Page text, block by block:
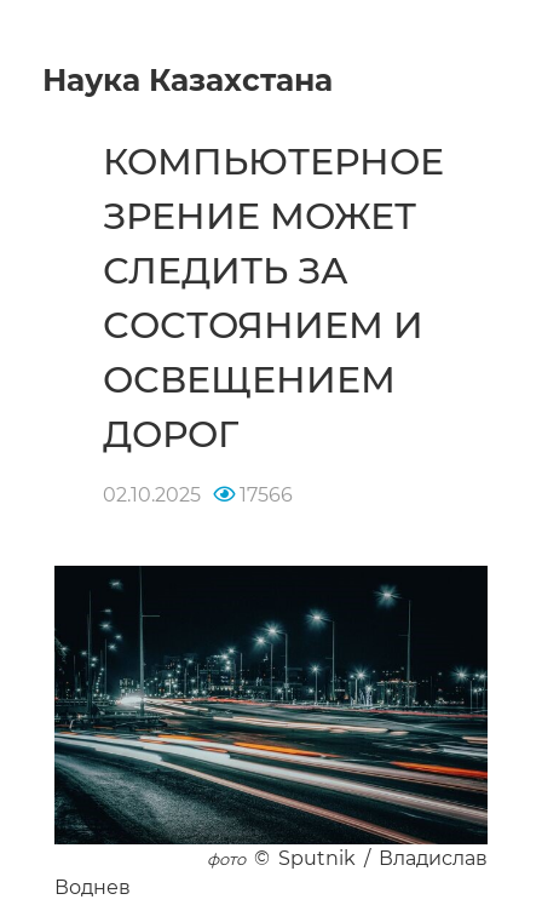
Наука Казахстана
КОМПЬЮТЕРНОЕ
ЗРЕНИЕ МОЖЕТ
СЛЕДИТЬ ЗА
СОСТОЯНИЕМ И
ОСВЕЩЕНИЕМ
ДОРОГ
02.10.2025 17566
фото © Sputnik / Владислав
Воднев